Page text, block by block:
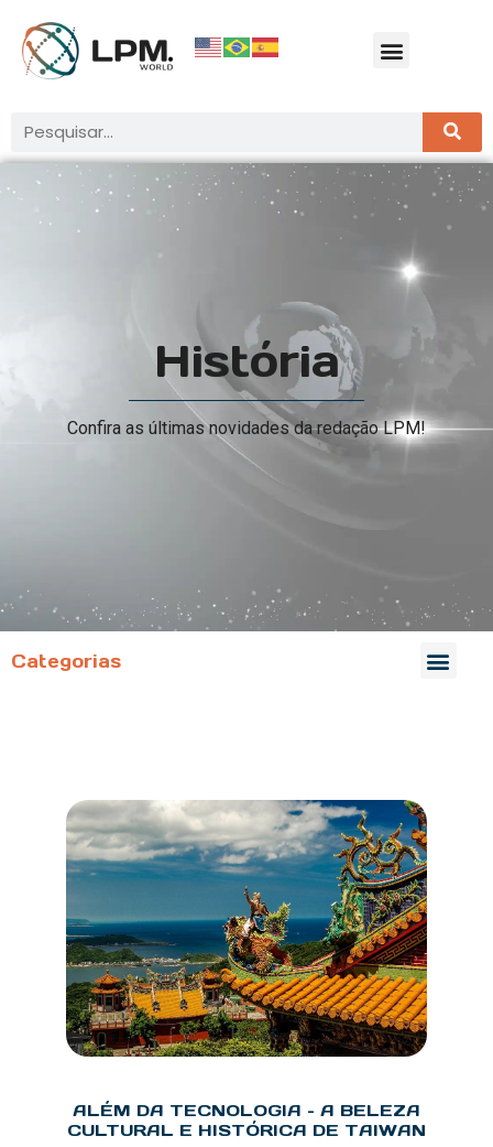
História
Confira as últimas novidades da redação LPM!
Categorias
ALÉM DA TECNOLOGIA – A BELEZA
CULTURAL E HISTÓRICA DE TAIWAN